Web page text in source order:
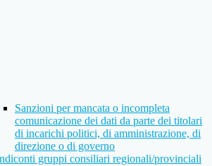
Sanzioni per mancata o incompleta
comunicazione dei dati da parte dei titolari
di incarichi politici, di amministrazione, di
direzione o di governo
gruppi consiliari regionali/provinciali